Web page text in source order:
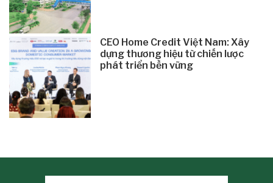
CEO Home Credit Việt Nam: Xây
dựng thương hiệu từ chiến lược
phát triển bền vững